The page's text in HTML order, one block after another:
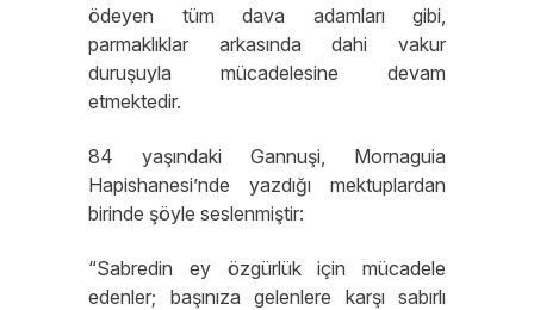
ödeyen tüm dava adamları gibi,
parmaklıklar arkasında dahi vakur
duruşuyla mücadelesine devam
etmektedir.
84 yaşındaki Gannuşi, Mornaguia
Hapishanesi’nde yazdığı mektuplardan
birinde şöyle seslenmiştir:
“Sabredin ey özgürlük için mücadele
edenler; başınıza gelenlere karşı sabırlı